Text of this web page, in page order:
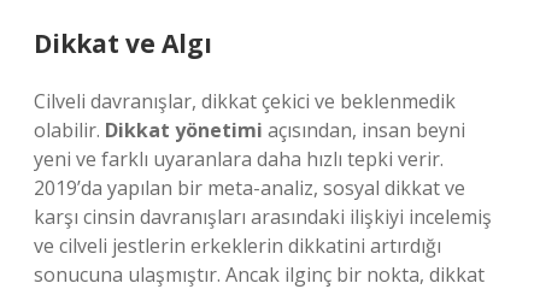
Dikkat ve Algı
Cilveli davranışlar, dikkat çekici ve beklenmedik
olabilir. Dikkat yönetimi açısından, insan beyni
yeni ve farklı uyaranlara daha hızlı tepki verir.
2019’da yapılan bir meta-analiz, sosyal dikkat ve
karşı cinsin davranışları arasındaki ilişkiyi incelemiş
ve cilveli jestlerin erkeklerin dikkatini artırdığı
sonucuna ulaşmıştır. Ancak ilginç bir nokta, dikkat